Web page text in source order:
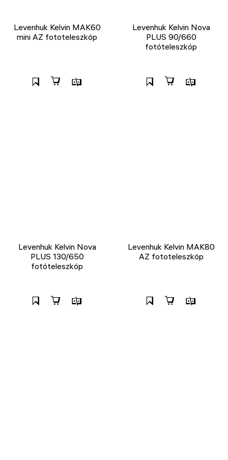
Levenhuk Kelvin MAK60
mini AZ fototeleszkóp
Levenhuk Kelvin Nova
PLUS 90/660
fotóteleszkóp
Levenhuk Kelvin Nova
PLUS 130/650
fotóteleszkóp
Levenhuk Kelvin MAK80
AZ fototeleszkóp